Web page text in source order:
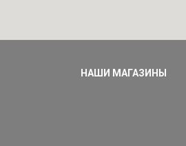
НАШИ МАГАЗИНЫ